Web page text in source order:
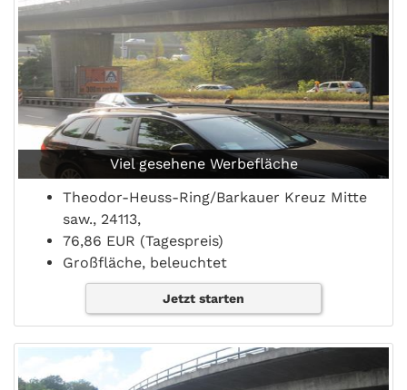
Viel gesehene Werbefläche
Theodor-Heuss-Ring/Barkauer Kreuz Mitte
saw., 24113,
76,86 EUR (Tagespreis)
Großfläche, beleuchtet
Jetzt starten